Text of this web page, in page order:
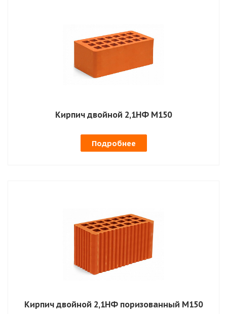
Кирпич двойной 2,1НФ М150
Подробнее
Кирпич двойной 2,1НФ поризованный М150